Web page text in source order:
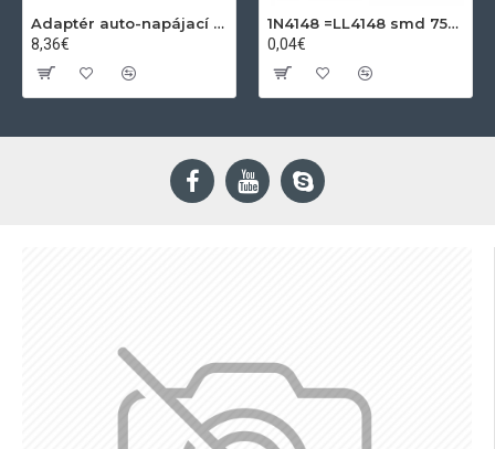
Adaptér auto-napájací 1xkon./3x zdierka- 12/24V, USB 1000mA
8,36€
1N4148 =LL4148 smd 75V,0.15A SOD80C
0,04€